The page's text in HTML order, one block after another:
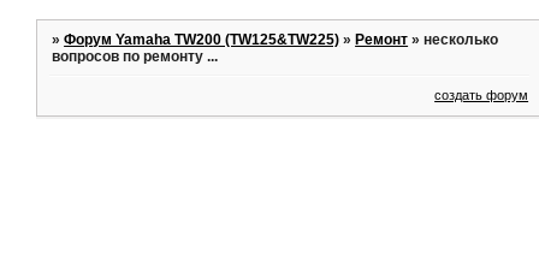
»Форум Yamaha TW200 (TW125&TW225) » Ремонт »несколько
вопросов по ремонту ...
создать форум